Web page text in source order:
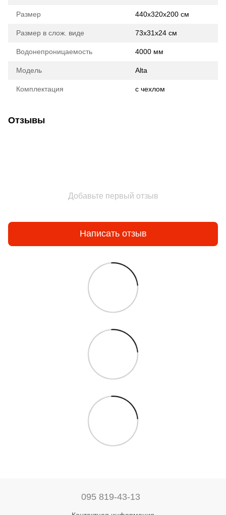
Размер 440х320х200 см
Размер в слож. виде 73х31х24 см
Водонепроницаемость 4000 мм
Модель Alta
Комплектация с чехлом
Отзывы
Добавьте первый отзыв
Написать отзыв
095 819-43-13